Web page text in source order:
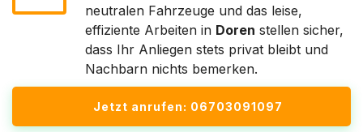
neutralen Fahrzeuge und das leise,
effiziente Arbeiten in Doren stellen sicher,
dass Ihr Anliegen stets privat bleibt und
Nachbarn nichts bemerken.
Jetzt anrufen: 06703091097